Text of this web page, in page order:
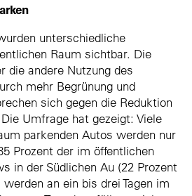
unterschiedliche
Raum sichtbar. Die
die andere Nutzung des
mehr Begrünung und
sich gegen die Reduktion
Umfrage hat gezeigt: Viele
parkenden Autos werden nur
Prozent der im öffentlichen
in der Südlichen Au (22 Prozent
an ein bis drei Tagen im